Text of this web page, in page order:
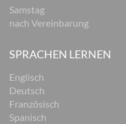
Samstag
nach Vereinbarung
SPRACHEN LERNEN
Englisch
Deutsch
Französisch
Spanisch